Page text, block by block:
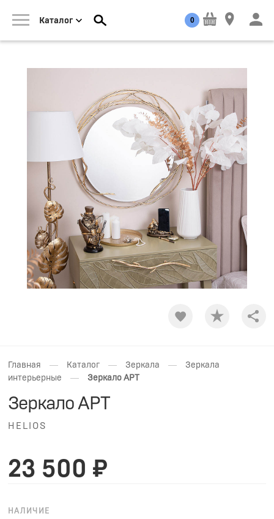
Каталог 0
Главная — Каталог — Зеркала —
Зеркала
интерьерные
— Зеркало АРТ
Зеркало АРТ
HELIOS
23 500 ₽
НАЛИЧИЕ